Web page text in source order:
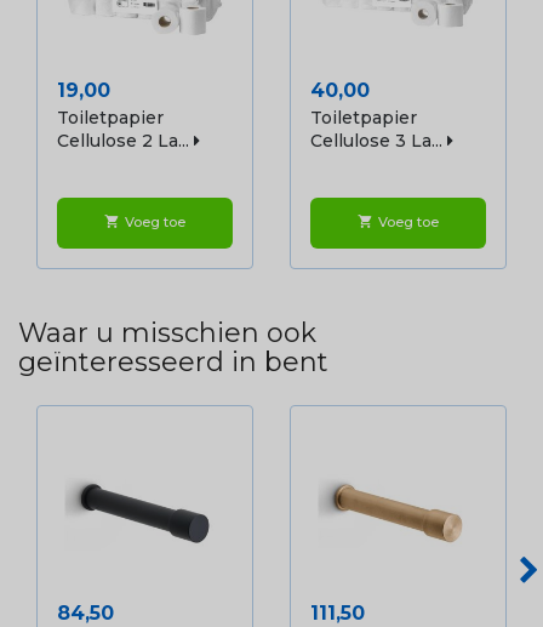
Prijs
19,00
Toiletpapier
Cellulose 2 La...
shopping_cart Voeg toe
Prijs
40,00
Toiletpapier
Cellulose 3 La...
shopping_cart Voeg toe
Waar u misschien ook
geïnteresseerd in bent
Prijs
84,50 Prijs
111,50